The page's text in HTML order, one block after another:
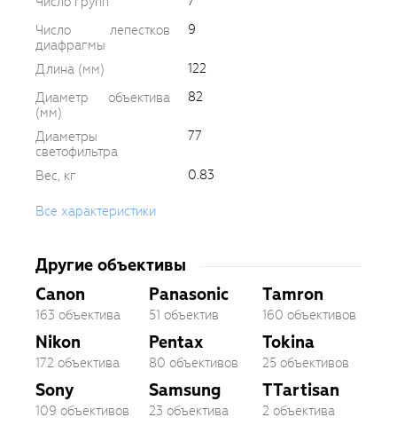
Число лепестков
диафрагмы
9
Длина (мм)
122
Диаметр объектива
(мм)
82
Диаметры
светофильтра
77
Вес, кг 0.83
Все характеристики
Другие объективы
Canon
163 объектива
Nikon
172 объектива
Sony
109 объективов
Panasonic
51 объектив
Pentax
80 объективов
Samsung
23 объектива
Tamron
160 объективов
Tokina
25 объективов
TTartisan
2 объектива